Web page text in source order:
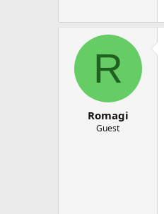
R
Romagi
Guest